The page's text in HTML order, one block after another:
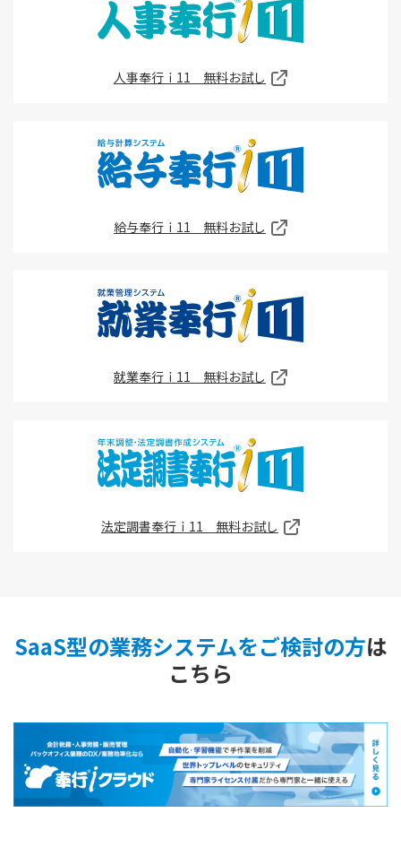
人事奉行ｉ11 無料お試し
給与奉行ｉ11 無料お試し
就業奉行ｉ11 無料お試し
法定調書奉行ｉ11 無料お試し
SaaS型の業務システムをご検討の方は
こちら